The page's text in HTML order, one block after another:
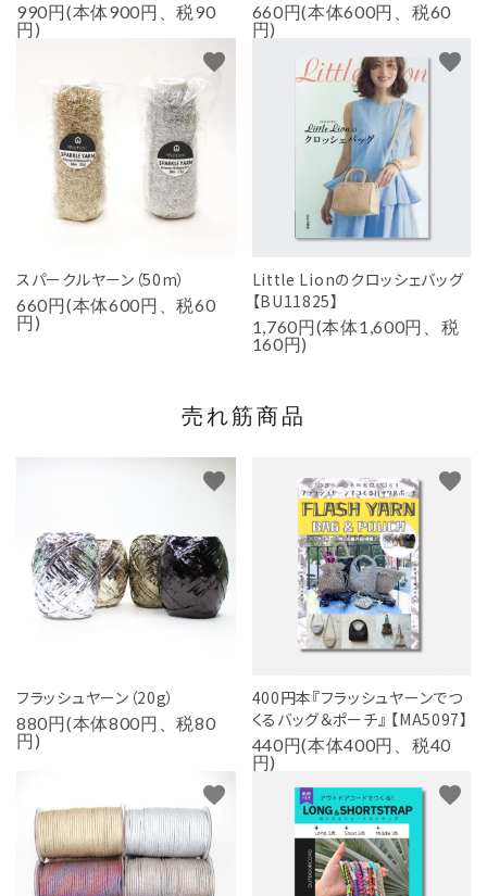
990円(本体900円、税90
円)
660円(本体600円、税60
円)
スパークルヤーン（50m）
660円(本体600円、税60
円)
favorite
Little Lionのクロッシェバッグ
【BU11825】
1,760円(本体1,600円、税
160円)
favorite
売れ筋商品
フラッシュヤーン（20g）
880円(本体800円、税80
円)
favorite
400円本『フラッシュヤーンでつ
くるバッグ＆ポーチ』 【MA5097】
440円(本体400円、税40
円)
favorite
favorite favorite